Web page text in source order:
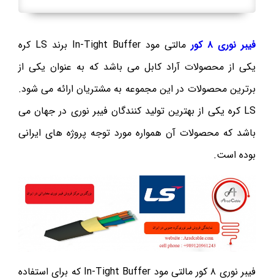
فیبر نوری ۸ کور
مالتی مود In-Tight Buffer برند LS کره
یکی از محصولات آراد کابل می باشد که به عنوان یکی از
برترین محصولات در این مجموعه به مشتریان ارائه می شود.
LS کره یکی از بهترین تولید کنندگان فیبر نوری در جهان می
باشد که محصولات آن همواره مورد توجه پروژه های ایرانی
بوده است.
فیبر نوری ۸ کور مالتی مود In-Tight Buffer که برای استفاده